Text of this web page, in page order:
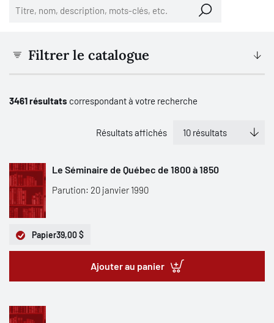
Filtrer le catalogue
3461 résultats correspondant à votre recherche
Résultats affichés
Le Séminaire de Québec de 1800 à 1850
Parution: 20 janvier 1990
Papier39,00 $
Ajouter au panier